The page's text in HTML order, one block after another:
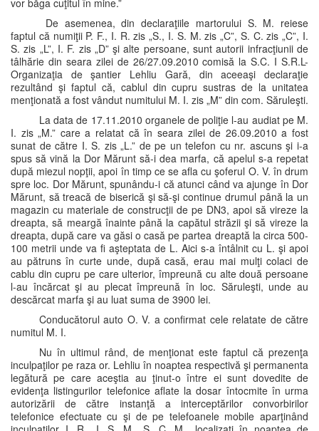
vor băga cuţitul în mine.”
De asemenea, din declaraţiile martorului S. M. reiese
faptul că numiţii P. F., I. R. zis „S., I. S. M. zis „C”, S. C. zis „C”, I.
S. zis „L”, I. F. zis „D” şi alte persoane, sunt autorii infracţiunii de
tâlhărie din seara zilei de 26/27.09.2010 comisă la S.C. I S.R.L-
Organizaţia de şantier Lehliu Gară, din aceeaşi declaraţie
rezultând şi faptul că, cablul din cupru sustras de la unitatea
menţionată a fost vândut numitului M. I. zis „M” din com. Săruleşti.
La data de 17.11.2010 organele de poliţie l-au audiat pe M.
I. zis „M.” care a relatat că în seara zilei de 26.09.2010 a fost
sunat de către I. S. zis „L.” de pe un telefon cu nr. ascuns şi i-a
spus să vină la Dor Mărunt să-i dea marfa, că apelul s-a repetat
după miezul nopţii, apoi în timp ce se afla cu şoferul O. V. în drum
spre loc. Dor Mărunt, spunându-i că atunci când va ajunge în Dor
Mărunt, să treacă de biserică şi să-şi continue drumul până la un
magazin cu materiale de construcţii de pe DN3, apoi să vireze la
dreapta, să meargă înainte până la capătul străzii şi să vireze la
dreapta, după care va găsi o casă pe partea dreaptă la circa 500-
100 metrii unde va fi aşteptata de L. Aici s-a întâlnit cu L. şi apoi
au pătruns în curte unde, după casă, erau mai mulţi colaci de
cablu din cupru pe care ulterior, împreună cu alte două persoane
l-au încărcat şi au plecat împreună în loc. Săruleşti, unde au
descărcat marfa şi au luat suma de 3900 lei.
Conducătorul auto O. V. a confirmat cele relatate de către
numitul M. I.
Nu în ultimul rând, de menţionat este faptul că prezenţa
inculpaţilor pe raza or. Lehliu în noaptea respectivă şi permanenta
legătură pe care aceştia au ţinut-o între ei sunt dovedite de
evidenţa listingurilor telefonice aflate la dosar întocmite în urma
autorizării de către instanţă a interceptărilor convorbirilor
telefonice efectuate cu şi de pe telefoanele mobile aparţinând